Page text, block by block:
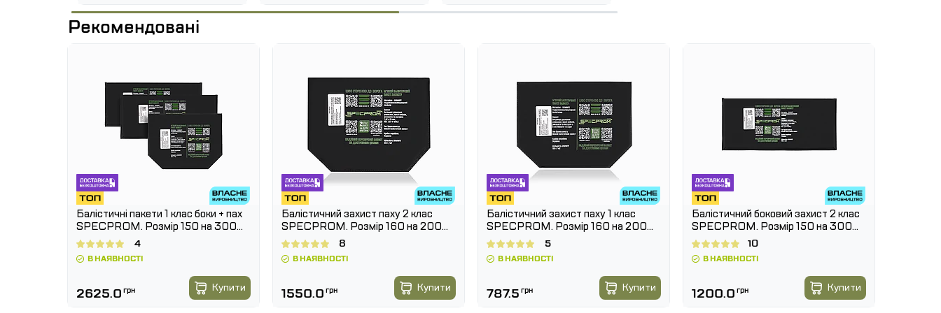
найпотрібніший момент.
Рекомендовані
Балістичні пакети 1 клас боки + пах
SPECPROM. Розмір 150 на 300
мм
В НАЯВНОСТІ
4
2625.0 грн Купити
Балістичний захист паху 2 клас
SPECPROM. Розмір 160 на 200
мм
В НАЯВНОСТІ
8
1550.0 грн Купити
Балістичний захист паху 1 клас
SPECPROM. Розмір 160 на 200
мм
В НАЯВНОСТІ
5
787.5 грн Купити
Балістичний боковий захист 2 клас
SPECPROM. Розмір 150 на 300
мм
В НАЯВНОСТІ
10
1200.0 грн Купити